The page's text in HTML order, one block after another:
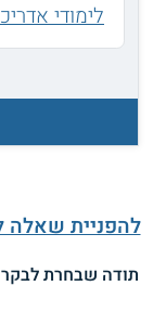
לימודי
להפניית שאלה
תודה שבחרת